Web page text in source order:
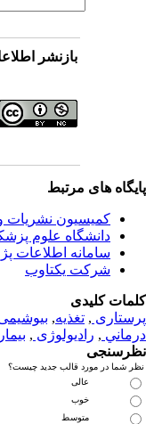
بازنشر
های مرتبط
کمیسیون نشریات
دانشگاه علوم پزشکی
سامانه اطلاعات
شرکت یکتاوب
کلیدی
, تغذيه,بیوشیمی
, رادیولوژی,
شما در مورد قالب جدید چیست؟
عالی
خوب
متوسط